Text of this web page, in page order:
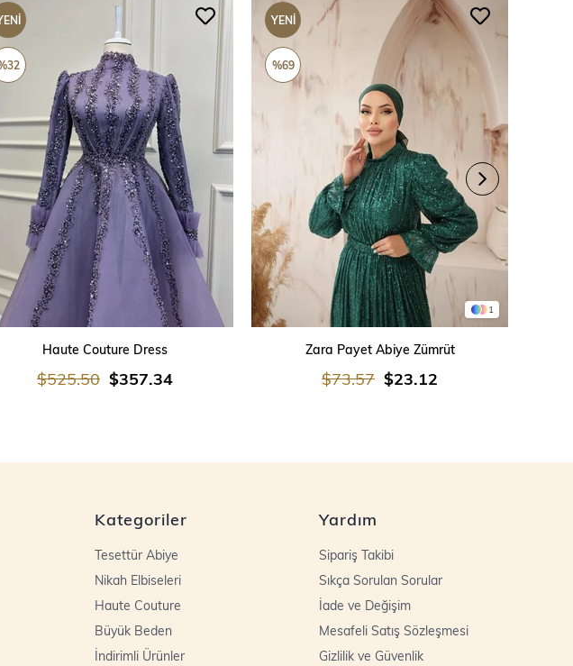
Haute Couture Dress
$357.34
$525.50
1
Zara Payet Abiye Zümrüt
$23.12
$73.57
YENI
ÜRÜN
%69
Kategoriler
Tesettür Abiye
Nikah Elbiseleri
Haute Couture
Büyük Beden
İndirimli Ürünler
Yardım
Sipariş Takibi
Sıkça Sorulan Sorular
İade ve Değişim
Mesafeli Satış Sözleşmesi
Gizlilik ve Güvenlik